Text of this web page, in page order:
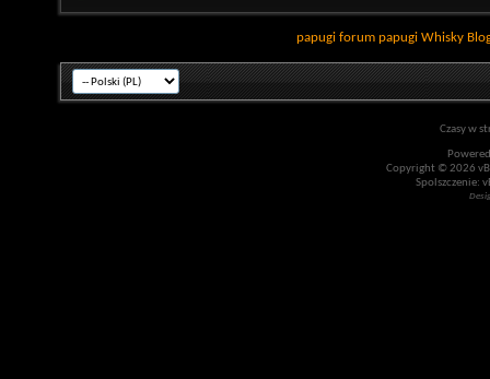
papugi forum papugi Whisky
Czasy w
Copyright © 2026
Spolszczenie: